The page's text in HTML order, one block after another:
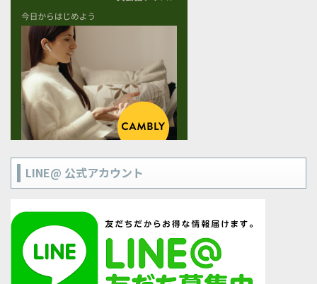
LINE@ 公式アカウント